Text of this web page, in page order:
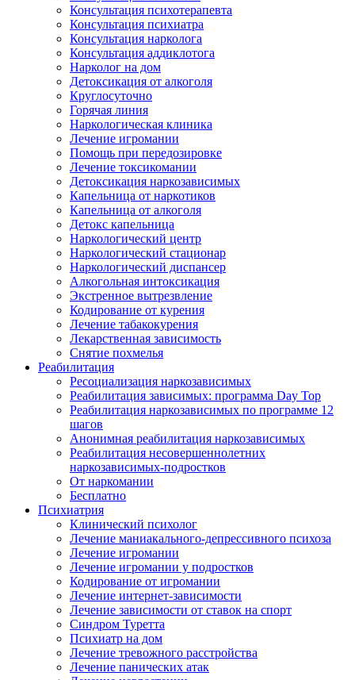
Консультация психотерапевта
Консультация психиатра
Консультация нарколога
Консультация аддиклотога
Нарколог на дом
Детоксикация от алкоголя
Круглосуточно
Горячая линия
Наркологическая клиника
Лечение игромании
Помощь при передозировке
Лечение токсикомании
Детоксикация наркозависимых
Капельница от наркотиков
Капельница от алкоголя
Детокс капельница
Наркологический центр
Наркологический стационар
Наркологический диспансер
Алкогольная интоксикация
Экстренное вытрезвление
Кодирование от курения
Лечение табакокурения
Лекарственная зависимость
Снятие похмелья
Реабилитация
Ресоциализация наркозависимых
Реабилитация зависимых: программа Day Top
Реабилитация наркозависимых по программе 12
шагов
Анонимная реабилитация наркозависимых
Реабилитация несовершеннолетних
наркозависимых-подростков
От наркомании
Бесплатно
Психиатрия
Клинический психолог
Лечение маниакального-депрессивного психоза
Лечение игромании
Лечение игромании у подростков
Кодирование от игромании
Лечение интернет-зависимости
Лечение зависимости от ставок на спорт
Синдром Туретта
Психиатр на дом
Лечение тревожного расстройства
Лечение панических атак